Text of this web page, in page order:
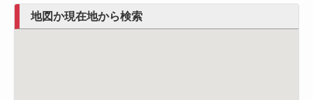
地図か現在地から検索